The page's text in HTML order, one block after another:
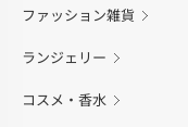
ファッション雑貨
ランジェリー
コスメ・香水